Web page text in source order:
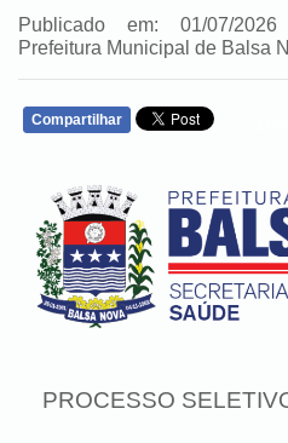
Publicado em: 01/07/
Prefeitura Municipal de Balsa
Compartilhar
PROCESSO